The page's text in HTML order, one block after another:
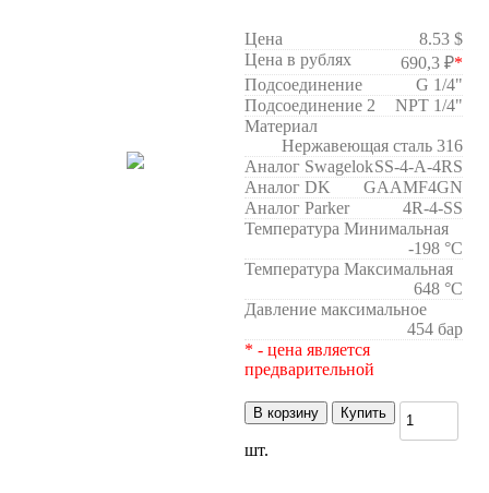
Цена
8.53 $
Цена в рублях
690,3 ₽*
Подсоединение
G 1/4"
Подсоединение 2
NPT 1/4"
Материал
Нержавеющая сталь 316
Аналог SwagelokSS-4-A-4RS
Аналог DK
GAAMF4GN
Аналог Parker
4R-4-SS
Температура Минимальная
-198 °C
Температура Максимальная
648 °C
Давление максимальное
454 бар
* - цена является
предварительной
В корзину Купить
шт.